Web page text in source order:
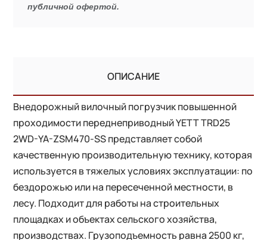
публичной офертой.
ОПИСАНИЕ
Внедорожный вилочный погрузчик повышенной
проходимости переднеприводный YETT TRD25
2WD-YA-ZSM470-SS представляет собой
качественную производительную технику, которая
используется в тяжелых условиях эксплуатации: по
бездорожью или на пересеченной местности, в
лесу. Подходит для работы на строительных
площадках и объектах сельского хозяйства,
производствах. Грузоподъемность равна 2500 кг,